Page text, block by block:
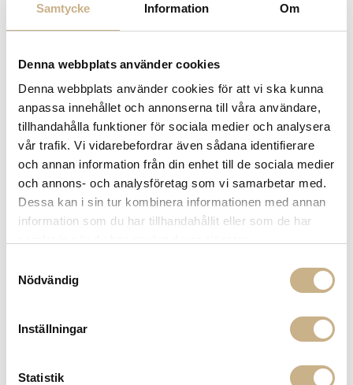
Samtycke Information Om
Denna webbplats använder cookies
Denna webbplats använder cookies för att vi ska kunna
anpassa innehållet och annonserna till våra användare,
tillhandahålla funktioner för sociala medier och analysera
vår trafik. Vi vidarebefordrar även sådana identifierare
och annan information från din enhet till de sociala medier
och annons- och analysföretag som vi samarbetar med.
Dessa kan i sin tur kombinera informationen med annan
information som du har tillhandahållit eller som de har
Nödvändig
Inställningar
Statistik
Hämta i butik
BESKRIVNING
PRODUKTVARIANTER